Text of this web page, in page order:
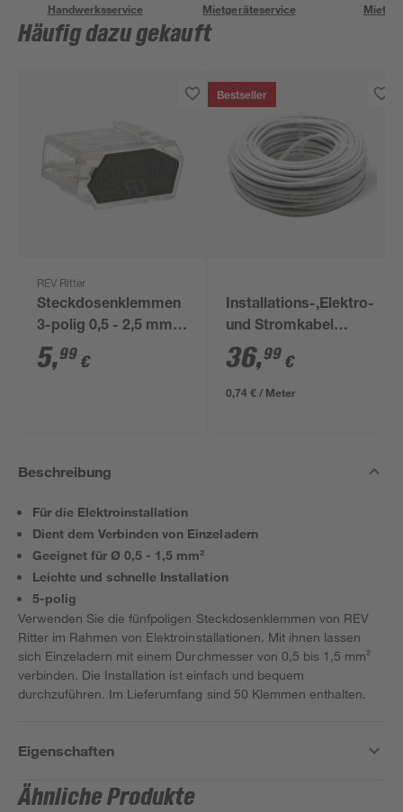
Handwerksservice Mietgeräteservice
Häufig dazu gekauft
REV Ritter
Steckdosenklemmen
3-polig 0,5 - 2,5 mm²
50 Stück
5,99 €
Bestseller
Installations-,Elektro-
und Stromkabel
NYM-J 3x1,5mm² 50
m
36,99 €
0,74 € / Meter
Beschreibung
Für die Elektroinstallation
Dient dem Verbinden von Einzeladern
Geeignet für Ø 0,5 - 1,5 mm²
Leichte und schnelle Installation
5-polig
Verwenden Sie die fünfpoligen Steckdosenklemmen von REV
Ritter im Rahmen von Elektroinstallationen. Mit ihnen lassen
sich Einzeladern mit einem Durchmesser von 0,5 bis 1,5 mm²
verbinden. Die Installation ist einfach und bequem
durchzuführen. Im Lieferumfang sind 50 Klemmen enthalten.
Eigenschaften
Ähnliche Produkte